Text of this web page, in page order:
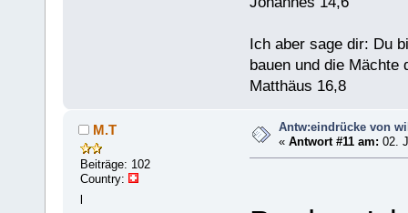
Ich aber sage dir: Du
bauen und die Mächte
Matthäus 16,8
M.T
Beiträge: 102
Country:
l
Antw:eindrücke von
«Antwort #11 am: 02.